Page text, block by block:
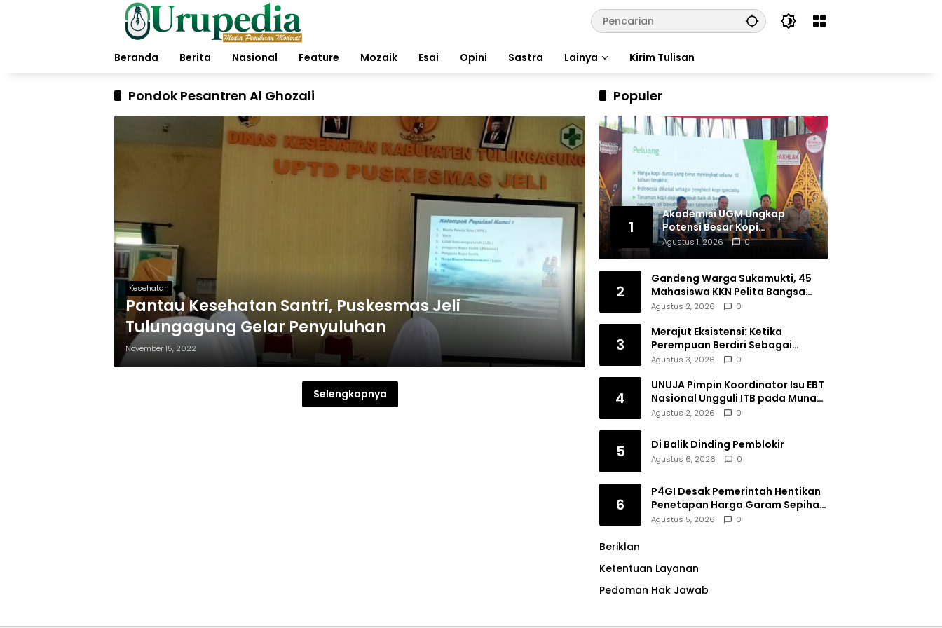
Beranda
Berita Nasional Feature Mozaik Esai Opini Sastra Lainya Kirim Tulisan
Pondok Pesantren Al Ghozali
Kesehatan
Pantau Kesehatan Santri, Puskesmas Jeli
Tulungagung Gelar Penyuluhan
November 15, 2022
Selengkapnya
Populer
1
Akademisi UGM Ungkap
Potensi Besar Kopi
Tulungagung, Siap Bersaing
Agustus 1, 2026 0
2
Gandeng Warga Sukamukti, 45
Mahasiswa KKN Pelita Bangsa
Bersihkan Drainase Desa
Agustus 2, 2026 0
3
Merajut Eksistensi: Ketika
Perempuan Berdiri Sebagai
Subjek
Agustus 3, 2026 0
4
UNUJA Pimpin Koordinator Isu EBT
Nasional Ungguli ITB pada Munas
BEM SI XIX
Agustus 2, 2026 0
5 Di Balik Dinding Pemblokir
Agustus 6, 2026 0
6
P4GI Desak Pemerintah Hentikan
Penetapan Harga Garam Sepihak
oleh Pabrik
Agustus 5, 2026 0
Beriklan
Ketentuan Layanan
Pedoman Hak Jawab